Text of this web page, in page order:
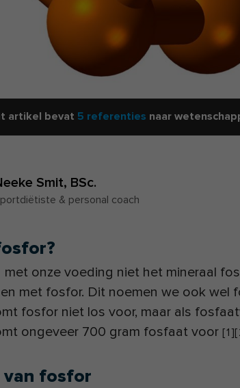
artikel bevat 5 referenties naar
Smit, BSc.
& personal coach
met onze voeding niet het mineraal
met fosfor. Dit noemen we ook wel
fosfor niet los voor, maar als
ongeveer 700 gram fosfaat voor [1][
van fosfor